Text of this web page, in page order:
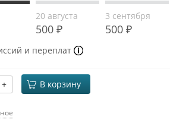
20 августа
500 ₽
3 сентября
500 ₽
и переплат
+ В корзину